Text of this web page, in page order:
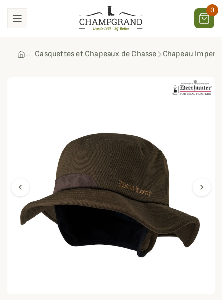
0
Casquettes et Chapeaux de Chasse Chapeau
chevron_left chevron_right